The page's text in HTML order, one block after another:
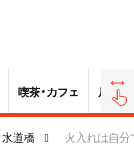
喫茶・カフェ 居酒屋
水道橋
火入れは自分